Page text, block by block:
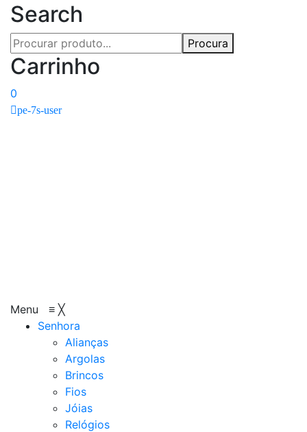
Search
Procura
Carrinho
0
pe-7s-user
Menu ≡ ╳
Senhora
Alianças
Argolas
Brincos
Fios
Jóias
Relógios